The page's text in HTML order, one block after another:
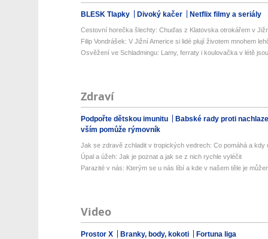
BLESK Tlapky Divoký kačer Netflix filmy a seriály
Cestovní horečka šlechty: Chuďas z Klatovska otrokářem v
Filip Vondrášek: V Jižní Americe si lidé plují životem mnohem
Osvěžení ve Schladmingu: Lamy, ferraty i koulovačka v létě
Zdraví
Podpořte dětskou imunitu
Babské rady proti
vším pomůže rýmovník
Jak se zdravě zchladit v tropických vedrech: Co pomáhá a kdy
Úpal a úžeh: Jak je poznat a jak se z nich rychle vyléčit
Parazité v nás: Kterým se u nás líbí a kde v našem těle je
Video
Prostor X Branky, body, kokoti Fortuna liga